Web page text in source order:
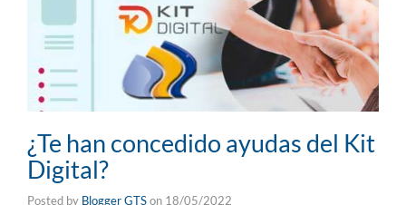
¿Te han concedido ayudas del Kit
Digital?
Posted by Blogger GTSon 18/05/2022